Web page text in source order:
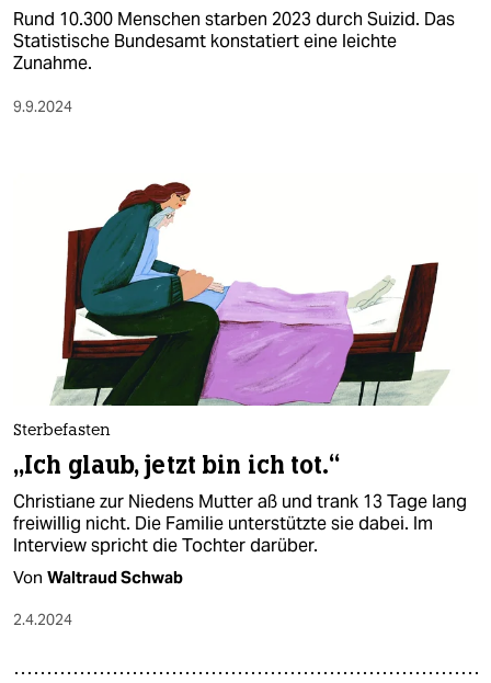
Rund 10.300 Menschen starben 2023 durch Suizid. Das
Statistische Bundesamt konstatiert eine leichte
Zunahme.
9.9.2024
Sterbefasten
„Ich glaub, jetzt bin ich tot.“
Christiane zur Niedens Mutter aß und trank 13 Tage lang
freiwillig nicht. Die Familie unterstützte sie dabei. Im
Interview spricht die Tochter darüber.
Von Waltraud Schwab
2.4.2024